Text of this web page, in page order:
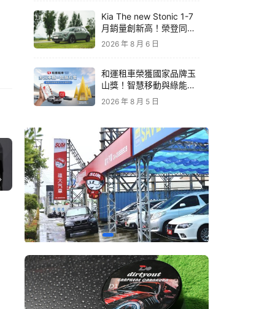
Kia The new Stonic 1-7
月銷量創新高！榮登同級
進口車銷售亞軍｜79.9萬
2026 年 8 月 6 日
和運租車榮獲國家品牌玉
山獎！智慧移動與綠能創
新 打造低碳永續新價值
2026 年 8 月 5 日